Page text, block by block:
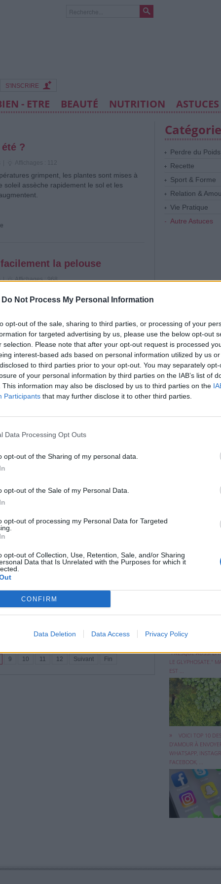
Do Not Process My Personal Information
opt-out of the sale, sharing to third parties, or processing of your
for targeted advertising by us, please use the below opt-out
selection. Please note that after your opt-out request is processed
interest-based ads based on personal information utilized by us
to third parties prior to your opt-out. You may separately
of your personal information by third parties on the IAB’s list of
This information may also be disclosed by us to third parties on the
Participants that may further disclose it to other third parties.
Data Processing Opt Outs
opt-out of the Sharing of my personal data.
opt-out of the Sale of my Personal Data.
opt-out of processing my Personal Data for Targeted
opt-out of Collection, Use, Retention, Sale, and/or Sharing
Data that Is Unrelated with the Purposes for which it
CONFIRM
Data Deletion Data Access Privacy Policy
S'INSCRIRE
- ETRE BEAUTÉ NUTRITION ASTUCES
?
grimpent, les plantes sont mises à
soleil assèche rapidement le sol et les
la pelouse
| Affichages : 968
devenir contraignante.
résistante et beaucoup plus facile à
elles, le
thym serpolet Thymus serpyllum
plus de jardiniers.
de bien pousser
plante réputée pour sa beauté, son parfum
sa plantation. Dans la plupart des cas, le
pas de la plante elle-même, mais de
de culture faciles à éviter.
voiture ?
| Affichages : 328
des voitures modernes, le bouton
conducteurs. Beaucoup ne savent pas
sert, ni dans quelles situations il peut être
système joue un rôle essentiel dans la
9 10 11 12 Suivant Fin
Perdre du Poids
Recette
Sport & Forme
Relation &
Vie Pratique
Autre Astuces
PAIN À L’AIL
"PRESQUE AUSSI
LE GLYPHOSATE."
EST ...
Mis au point par
VOICI TOP 10
D’AMOUR À
WHATSAPP,
FACEBOOK, ...
Entre Whatsapp,
Instagram,
...